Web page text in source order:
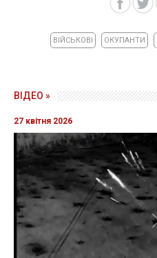
ВІЙСЬКОВІ ОКУПАНТИ
ВІДЕО »
27 квітня 2026